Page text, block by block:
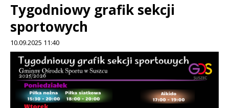
Tygodniowy grafik sekcji
sportowych
10.09.2025 11:40